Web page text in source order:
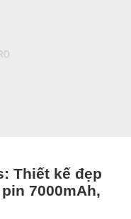
Thiết kế đẹp
7000mAh,